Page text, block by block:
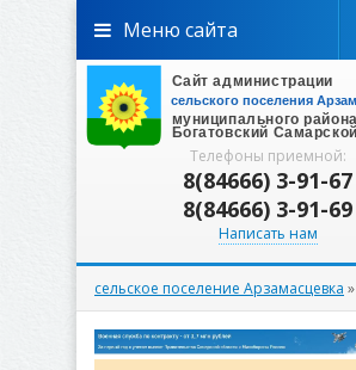
Телефоны приемной:
8(84666) 3-91-67
8(84666) 3-91-69
Написать нам
Меню сайта
сельское поселение Арзамасцевка »